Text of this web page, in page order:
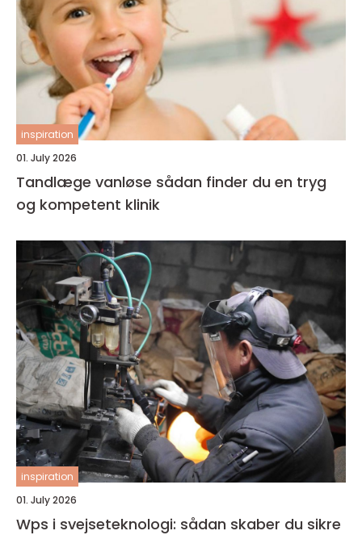
inspiration
01. July 2026
Tandlæge vanløse sådan finder du en tryg
og kompetent klinik
inspiration
01. July 2026
Wps i svejseteknologi: sådan skaber du sikre